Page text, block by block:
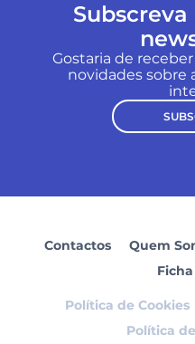
Subscreva
Gostaria de
novidades sobre
Contactos Quem
Política de Cookies
Política